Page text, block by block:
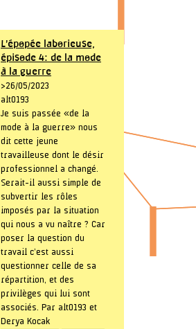
L’épopée laborieuse,
épisode 4: de la mode
à la guerre
> 26/05/2023
alt0193
Je suis passée « de la
mode à la guerre » nous
dit cette jeune
travailleuse dont le désir
professionnel a changé.
Serait-il aussi simple de
subvertir les rôles
imposés par la situation
qui nous a vu naître ? Car
poser la question du
travail c’est aussi
questionner celle de sa
répartition, et des
privilèges qui lui sont
associés. Par alt0193 et
Derya Kocak